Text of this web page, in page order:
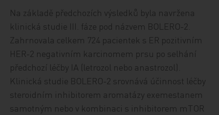
Na základě předchozích výsledků byla navržena
klinická studie III. fáze pod názvem BOLERO-2.
Zahrnovala celkem 724 pacientek s ER pozitivním
HER-2 negativním karcinomem prsu po selhání
předchozí léčby IA (letrozol nebo anastrozol).
Klinická studie BOLERO-2 srovnává účinnost léčby
steroidním inhibitorem aromatázy exemestanem
samotným nebo v kombinaci s inhibitorem mTOR